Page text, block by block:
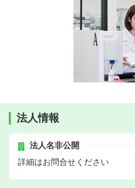
法人情報
法人名非公開
詳細はお問合せください